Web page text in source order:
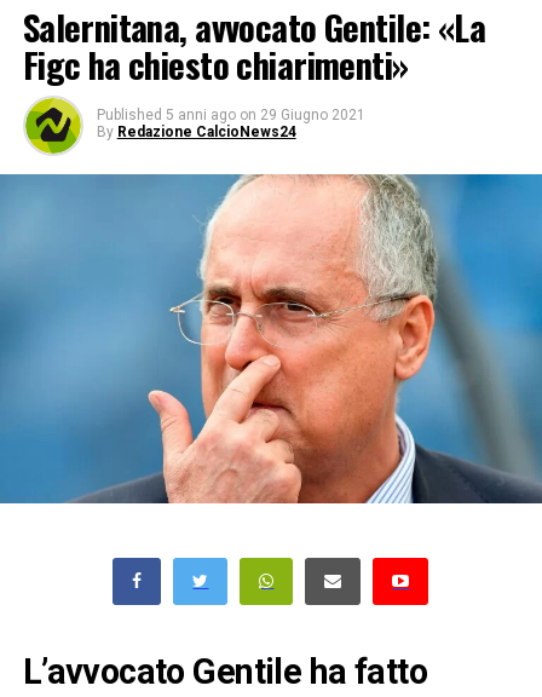
Salernitana, avvocato Gentile: «La
Figc ha chiesto chiarimenti»
Published 5 anni ago on 29 Giugno 2021
By Redazione CalcioNews24
L’avvocato Gentile ha fatto